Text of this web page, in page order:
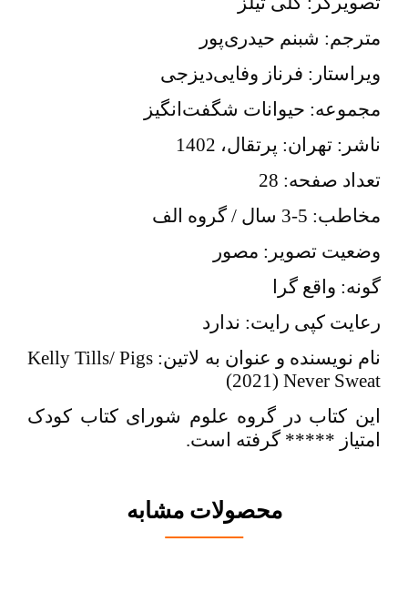
مترجم: شبنم حیدری‌پور
ویراستار: فرناز وفایی‌دیزجی
مجموعه: حیوانات شگفت‌انگیز
ناشر: تهران: پرتقال، 1402
تعداد صفحه: 28
مخاطب: 5-3 سال / گروه الف
وضعیت تصویر: مصور
گونه: واقع گرا
رعایت کپی رایت: ندارد
نام نویسنده و عنوان به لاتین: Kelly Tills/ Pigs
Never Sweat
(2021)
این کتاب در گروه علوم شورای کتاب کودک
امتیاز ***** گرفته است.
محصولات مشابه